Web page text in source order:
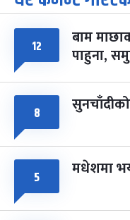
आइत चैत्र ७, २०८३-Mar 21,
८ फागुपूर्णिमा
चैत्र ८, २०८३-Mar
१२ बाम
पाहुना,
८
५ मधेशमा